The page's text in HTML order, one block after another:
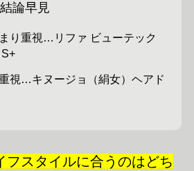
論早見
り重視…リファ ビューテック
S+
視…キヌージョ（絹女）ヘアド
フスタイルに合うのはどち